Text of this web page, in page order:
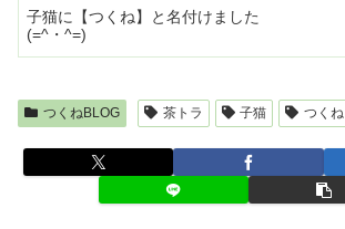
子猫に【つくね】と名付けました
(=^・^=)
つくねBLOG 茶トラ 子猫 つくね